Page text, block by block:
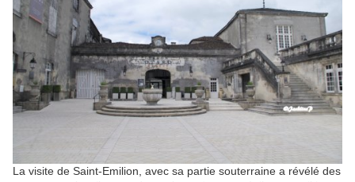
La visite de Saint-Emilion, avec sa partie souterraine a révélé des